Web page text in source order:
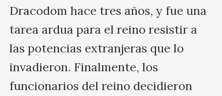
Dracodom hace tres años, y fue una
tarea ardua para el reino resistir a
las potencias extranjeras que lo
invadieron. Finalmente, los
funcionarios del reino decidieron